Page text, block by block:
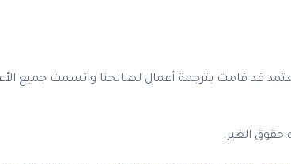
قامت بترجمة أعمال لصالحنا واتسمت جميع الأعمال
حقوق الغير.